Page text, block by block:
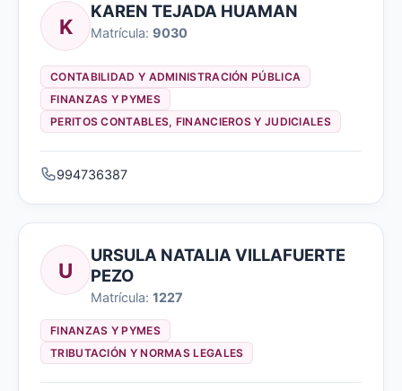
K
KAREN TEJADA HUAMAN
Matrícula: 9030
CONTABILIDAD Y ADMINISTRACIÓN PÚBLICA
FINANZAS Y PYMES
PERITOS CONTABLES, FINANCIEROS Y JUDICIALES
994736387
U
URSULA NATALIA VILLAFUERTE
PEZO
Matrícula: 1227
FINANZAS Y PYMES
TRIBUTACIÓN Y NORMAS LEGALES